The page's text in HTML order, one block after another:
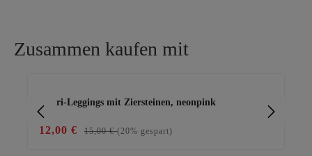
Zusammen kaufen mit
Capri-Leggings mit Ziersteinen, neonpink
12,00 € 15,00 €(20% gespart)